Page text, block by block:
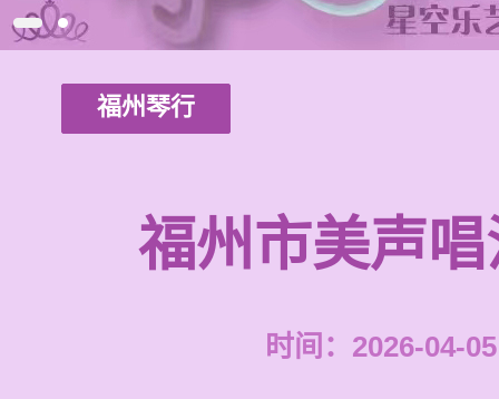
福州琴行
福州市美声
时间：2026-04-